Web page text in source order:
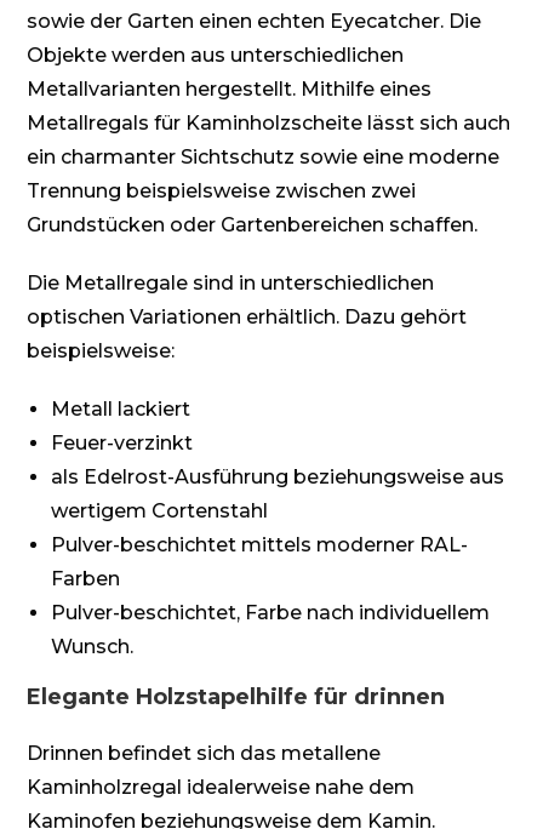
sowie der Garten einen echten Eyecatcher. Die
Objekte werden aus unterschiedlichen
Metallvarianten hergestellt. Mithilfe eines
Metallregals für Kaminholzscheite lässt sich auch
ein charmanter Sichtschutz sowie eine moderne
Trennung beispielsweise zwischen zwei
Grundstücken oder Gartenbereichen schaffen.
Die Metallregale sind in unterschiedlichen
optischen Variationen erhältlich. Dazu gehört
beispielsweise:
Metall lackiert
Feuer-verzinkt
als Edelrost-Ausführung beziehungsweise aus
wertigem Cortenstahl
Pulver-beschichtet mittels moderner RAL-
Farben
Pulver-beschichtet, Farbe nach individuellem
Wunsch.
Elegante Holzstapelhilfe für drinnen
Drinnen befindet sich das metallene
Kaminholzregal idealerweise nahe dem
Kaminofen beziehungsweise dem Kamin.